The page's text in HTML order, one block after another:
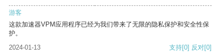
游客
这款加速器VPM应用程序已经为我们带来了无限的隐私保护和安全性保
护。
2024-01-13
支持[0] 反对[0]